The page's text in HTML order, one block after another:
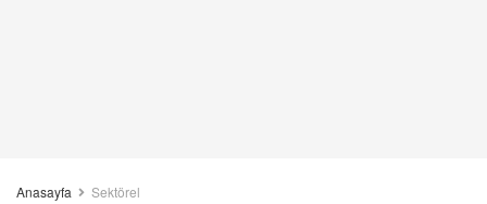
Anasayfa Sektörel